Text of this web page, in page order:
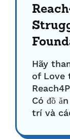
Hãy
of Love
Có đồ
trí và